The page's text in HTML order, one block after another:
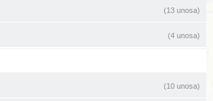
(13 unosa)
(4 unosa)
(10 unosa)